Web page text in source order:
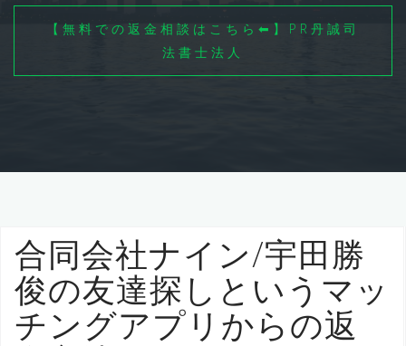
【無料での返金相談はこちら⬅】PR丹誠司
法書士法人
合同会社ナイン/宇田勝
俊の友達探しというマッ
チングアプリからの返